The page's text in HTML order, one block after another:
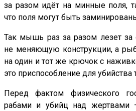
за разом идёт на минные поля,
что поля могут быть
Так мышь раз за разом лезет
не меняющую конструкции, а
на один и тот же крючок с
это приспособление для убийства
Перед фактом физического
рабами и убийц над жертвами